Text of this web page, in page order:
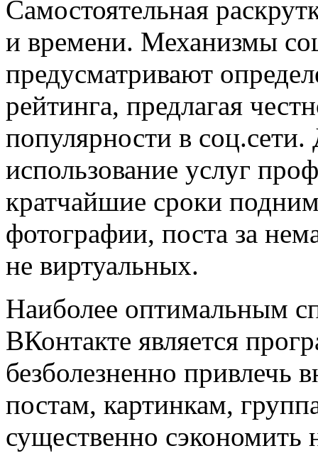
Самостоятельная
и времени. Механизмы
предусматривают
рейтинга, предлагая
популярности в соц.сети.
использование услуг
кратчайшие сроки
фотографии, поста за
не виртуальных.
Наиболее оптимальным
ВКонтакте является
безболезненно
постам, картинкам,
существенно